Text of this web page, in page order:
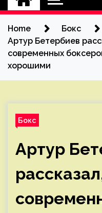
Home
Бокс
Артур Бетербиев
современных
хорошими
Бокс
Артур